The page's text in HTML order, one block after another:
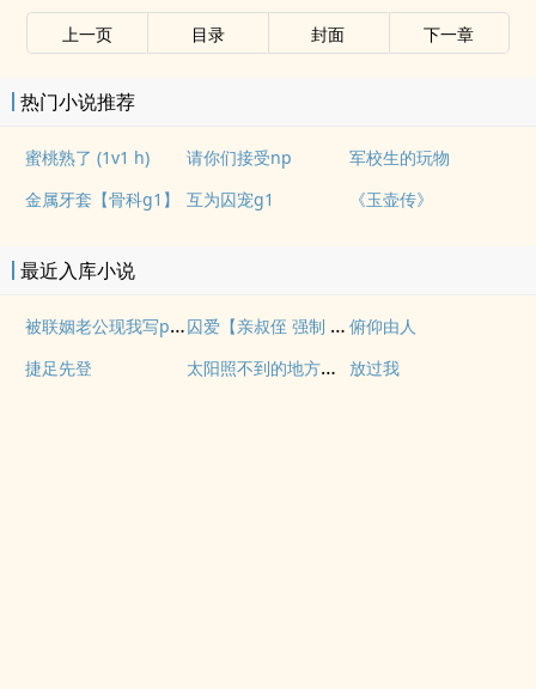
上一页 目录 封面 下一章
热门小说推荐
蜜桃熟了 (1v1 h) 请你们接受np
军校生的玩物
金属牙套【骨科g1】
互为囚宠g1 《玉壶传》
最近入库小说
被联姻老公现我写po文后 囚爱【亲叔侄 强制 1v1 h】 俯仰由人
捷足先登
太阳照不到的地方【百合 s】 放过我